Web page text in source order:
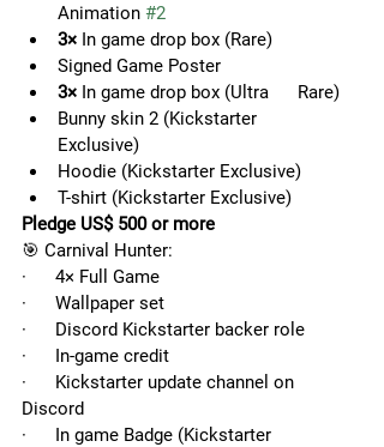
Animation #2
3× In game drop box (Rare)
Signed Game Poster
3× In game drop box (Ultra      Rare)
Bunny skin 2 (Kickstarter
Exclusive)
Hoodie (Kickstarter Exclusive)
T-shirt (Kickstarter Exclusive)
Pledge US$ 500 or more
🎯 Carnival Hunter:
·      4× Full Game
·      Wallpaper set
·      Discord Kickstarter backer role
·      In-game credit
·      Kickstarter update channel on
Discord
·      In game Badge (Kickstarter